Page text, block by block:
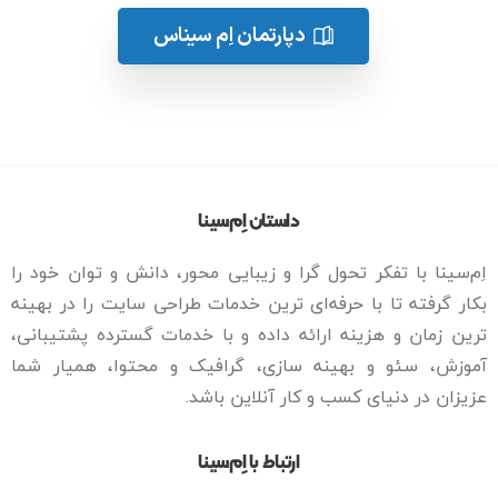
دپارتمان اِم سیناس
داستان اِم‌سینا
اِم‌سینا با تفکر تحول گرا و زیبایی محور، دانش و توان خود را
بکار گرفته تا با حرفه‌ای ترین خدمات طراحی سایت را در بهینه
ترین زمان و هزینه ارائه داده و با خدمات گسترده پشتیبانی،
آموزش، سئو و بهینه سازی، گرافیک و محتوا، همیار شما
عزیزان در دنیای کسب و کار آنلاین باشد.
ارتباط با اِم‌سینا